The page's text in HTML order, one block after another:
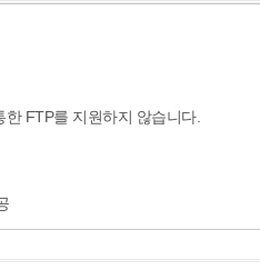
FTP를 지원하지 않습니다.